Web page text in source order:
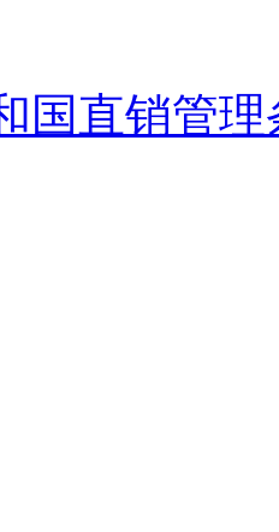
国直销管理